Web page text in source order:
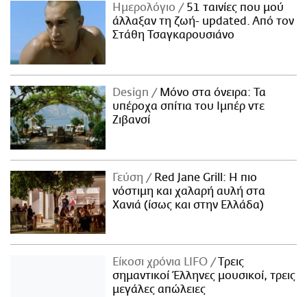
Ημερολόγιο
51 ταινίες που μού
άλλαξαν τη ζωή- updated. Aπό τον
Στάθη Τσαγκαρουσιάνο
Design
Μόνο στα όνειρα: Τα
υπέροχα σπίτια του Ιμπέρ ντε
Ζιβανσί
Γεύση
Red Jane Grill: Η πιο
νόστιμη και χαλαρή αυλή στα
Χανιά (ίσως και στην Ελλάδα)
Είκοσι χρόνια LIFO
Tρεις
σημαντικοί Έλληνες μουσικοί, τρεις
μεγάλες απώλειες